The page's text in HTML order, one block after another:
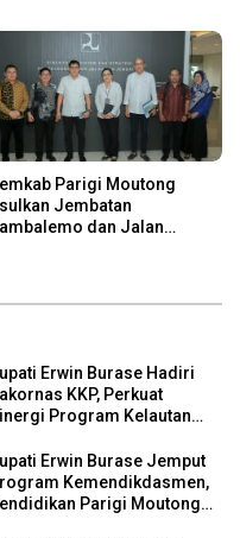
Parigi Moutong
Jembatan
dan Jalan
Erwin Burase Hadiri
KKP, Perkuat
Program Kelautan
Erwin Burase Jemput
Kemendikdasmen,
Parigi Moutong